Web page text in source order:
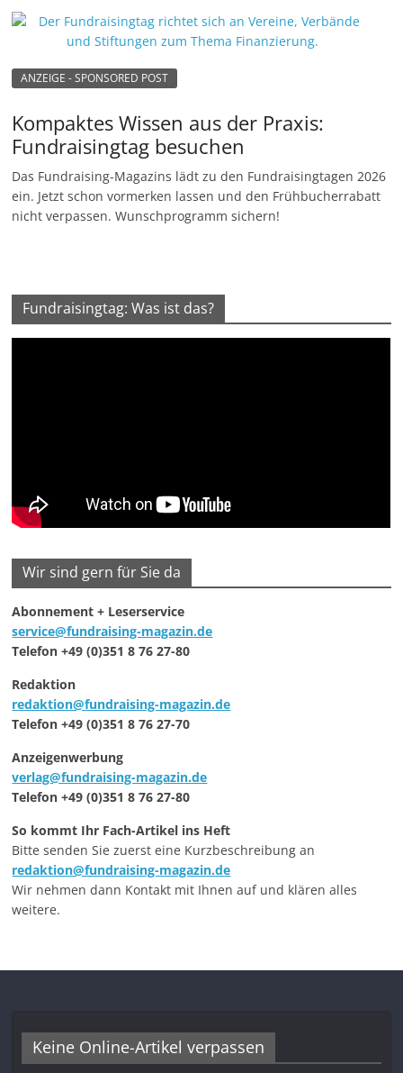
ANZEIGE - SPONSORED POST
Kompaktes Wissen aus der Praxis:
Fundraisingtag besuchen
Das Fundraising-Magazins lädt zu den Fundraisingtagen 2026
ein. Jetzt schon vormerken lassen und den Frühbucherrabatt
nicht verpassen. Wunschprogramm sichern!
Fundraisingtag: Was ist das?
Wir sind gern für Sie da
Abonnement + Leserservice
service@fundraising-magazin.de
Telefon +49 (0)351 8 76 27-80
Redaktion
redaktion@fundraising-magazin.de
Telefon +49 (0)351 8 76 27-70
Anzeigenwerbung
verlag@fundraising-magazin.de
Telefon +49 (0)351 8 76 27-80
So kommt Ihr Fach-Artikel ins Heft
Bitte senden Sie zuerst eine Kurzbeschreibung an
redaktion@fundraising-magazin.de
Wir nehmen dann Kontakt mit Ihnen auf und klären alles
weitere.
Keine Online-Artikel verpassen